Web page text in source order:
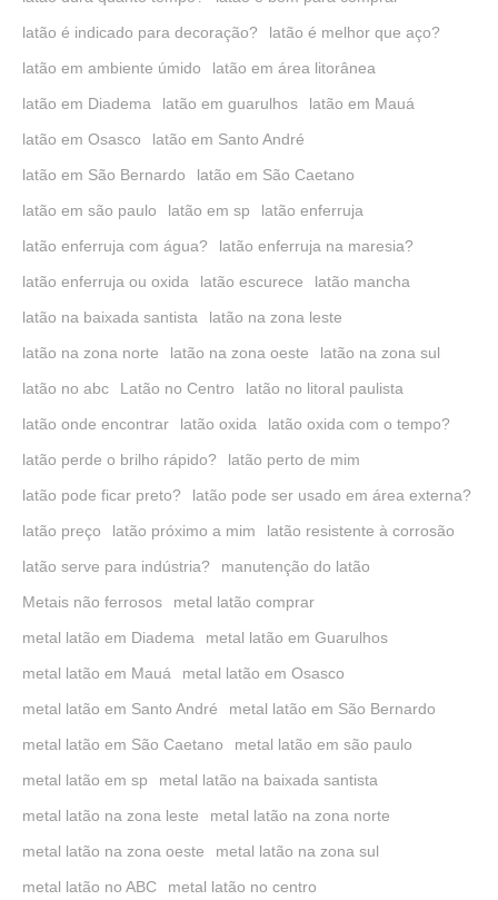
latão é indicado para decoração?
latão é melhor que aço?
latão em ambiente úmido
latão em área litorânea
latão em Diadema
latão em guarulhos
latão em Mauá
latão em Osasco
latão em Santo André
latão em São Bernardo
latão em São Caetano
latão em são paulo
latão em sp
latão enferruja
latão enferruja com água?
latão enferruja na maresia?
latão enferruja ou oxida
latão escurece
latão mancha
latão na baixada santista
latão na zona leste
latão na zona norte
latão na zona oeste
latão na zona sul
latão no abc
Latão no Centro
latão no litoral paulista
latão onde encontrar
latão oxida
latão oxida com o tempo?
latão perde o brilho rápido?
latão perto de mim
latão pode ficar preto?
latão pode ser usado em área externa?
latão preço
latão próximo a mim
latão resistente à corrosão
latão serve para indústria?
manutenção do latão
Metais não ferrosos
metal latão comprar
metal latão em Diadema
metal latão em Guarulhos
metal latão em Mauá
metal latão em Osasco
metal latão em Santo André
metal latão em São Bernardo
metal latão em São Caetano
metal latão em são paulo
metal latão em sp
metal latão na baixada santista
metal latão na zona leste
metal latão na zona norte
metal latão na zona oeste
metal latão na zona sul
metal latão no ABC
metal latão no centro